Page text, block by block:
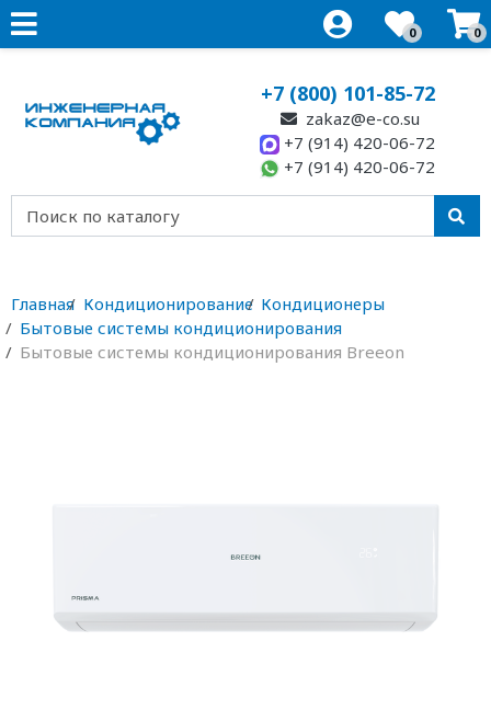
0 0
+7 (800) 101-85-72
zakaz@e-co.su
+7 (914) 420-06-72
+7 (914) 420-06-72
Главная Кондиционирование Кондиционеры
Бытовые системы кондиционирования
Бытовые системы кондиционирования Breeon